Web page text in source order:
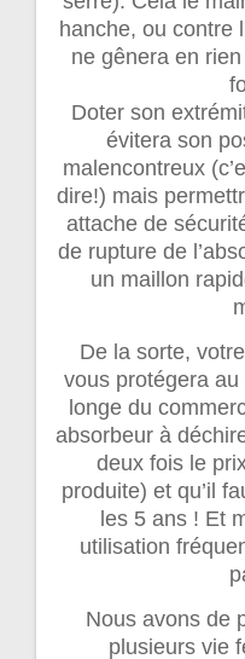
hanche, ou contre
ne gênera en
Doter son
évitera son
malencontreux
dire!) mais
attache de
de rupture de
un maillon
De la sorte,
vous protégera au
longe du
absorbeur à
deux fois le
produite) et qu’il
les 5 ans ! Et
utilisation
Nous avons de
plusieurs vie